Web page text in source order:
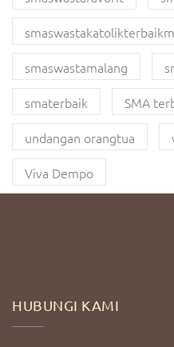
smaswastamalang
smaterbaik
SMA
undangan orangtua
Viva Dempo
HUBUNGI KAMI